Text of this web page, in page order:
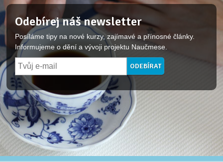
Odebírej náš newsletter
Posíláme tipy na nové kurzy, zajímavé a přínosné články.
Informujeme o dění a vývoji projektu Naučmese.